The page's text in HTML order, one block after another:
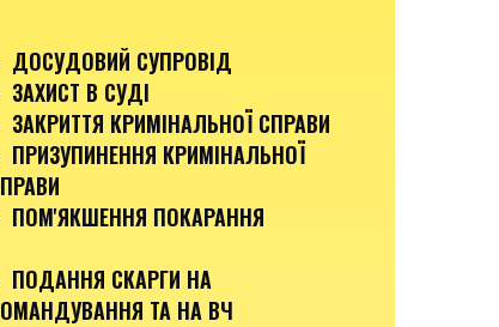
ДОСУДОВИЙ СУПРОВІД
ЗАХИСТ В СУДІ
ЗАКРИТТЯ КРИМІНАЛЬНОЇ СПРАВИ
ПРИЗУПИНЕННЯ КРИМІНАЛЬНОЇ
ПОМ'ЯКШЕННЯ ПОКАРАННЯ
ПОДАННЯ СКАРГИ НА
ТА НА ВЧ